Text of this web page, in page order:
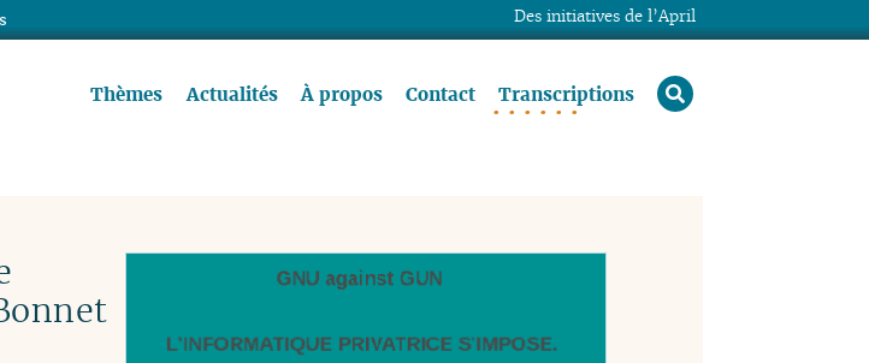
Thèmes Actualités À propos Contact Transcriptions rechercher
Des initiatives de l’April